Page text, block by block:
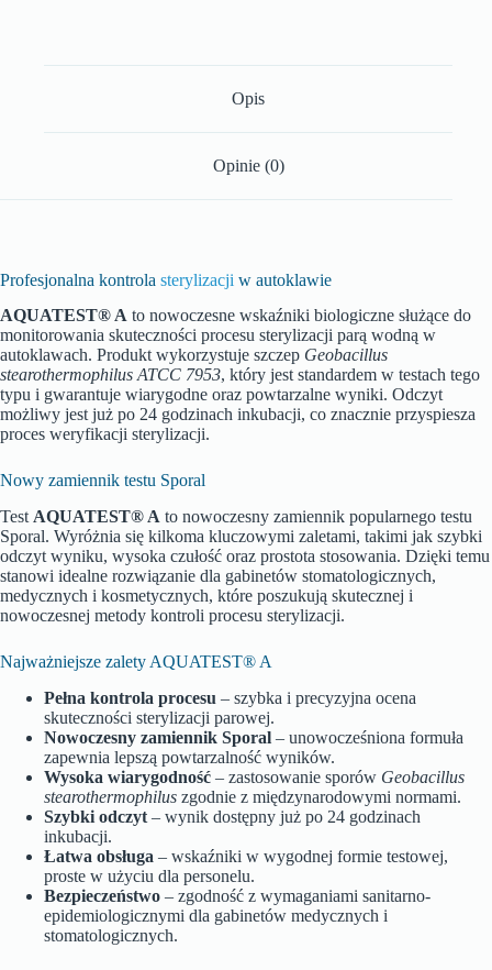
Opis
Opinie (0)
Profesjonalna kontrola sterylizacji w autoklawie
AQUATEST® A to nowoczesne wskaźniki biologiczne służące do
monitorowania skuteczności procesu sterylizacji parą wodną w
autoklawach. Produkt wykorzystuje szczep Geobacillus
stearothermophilus ATCC 7953, który jest standardem w testach tego
typu i gwarantuje wiarygodne oraz powtarzalne wyniki. Odczyt
możliwy jest już po 24 godzinach inkubacji, co znacznie przyspiesza
proces weryfikacji sterylizacji.
Nowy zamiennik testu Sporal
Test AQUATEST® A to nowoczesny zamiennik popularnego testu
Sporal. Wyróżnia się kilkoma kluczowymi zaletami, takimi jak szybki
odczyt wyniku, wysoka czułość oraz prostota stosowania. Dzięki temu
stanowi idealne rozwiązanie dla gabinetów stomatologicznych,
medycznych i kosmetycznych, które poszukują skutecznej i
nowoczesnej metody kontroli procesu sterylizacji.
Najważniejsze zalety AQUATEST® A
Pełna kontrola procesu – szybka i precyzyjna ocena
skuteczności sterylizacji parowej.
Nowoczesny zamiennik Sporal – unowocześniona formuła
zapewnia lepszą powtarzalność wyników.
Wysoka wiarygodność – zastosowanie sporów Geobacillus
stearothermophilus zgodnie z międzynarodowymi normami.
Szybki odczyt – wynik dostępny już po 24 godzinach
inkubacji.
Łatwa obsługa – wskaźniki w wygodnej formie testowej,
proste w użyciu dla personelu.
Bezpieczeństwo – zgodność z wymaganiami sanitarno-
epidemiologicznymi dla gabinetów medycznych i
stomatologicznych.